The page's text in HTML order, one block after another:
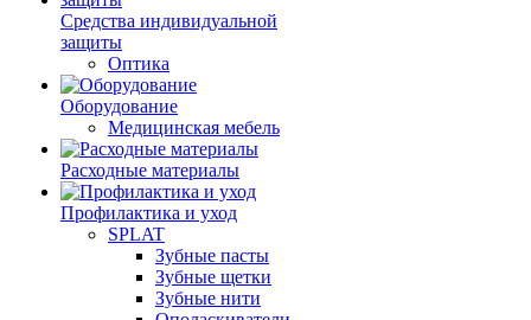
Средства индивидуальной
защиты
Оптика
Оборудование
Медицинская мебель
Расходные материалы
Профилактика и уход
SPLAT
Зубные пасты
Зубные щетки
Зубные нити